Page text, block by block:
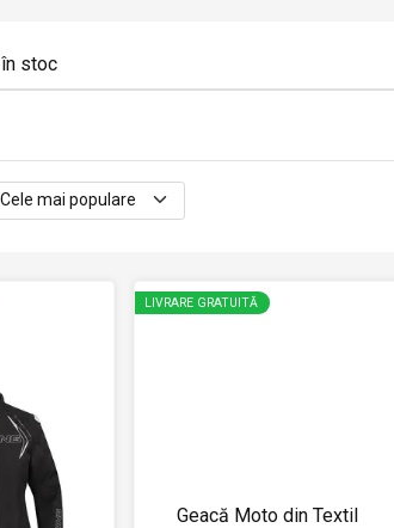
în stoc
LIVRARE GRATUITĂ
Geacă Moto din Textil